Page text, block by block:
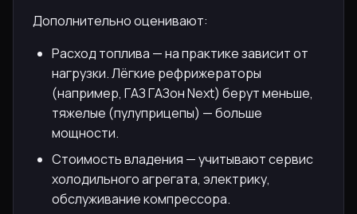
Дополнительно оценивают:
Расход топлива — на практике зависит от
нагрузки. Лёгкие рефрижераторы
(например, ГАЗ ГАЗон Next) берут меньше,
тяжелые (пулуприцепы) — больше
мощности.
Стоимость владения — учитывают сервис
холодильного агрегата, электрику,
обслуживание компрессора.